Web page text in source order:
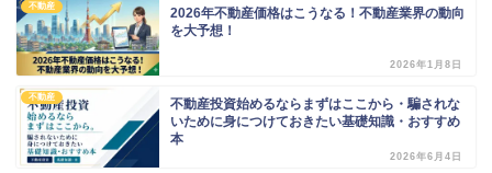
不動産
2026年不動産価格はこうなる！不動産業界の動向
を大予想！
2026年1月8日
不動産
不動産投資始めるならまずはここから・騙されな
いために身につけておきたい基礎知識・おすすめ
本
2026年6月4日